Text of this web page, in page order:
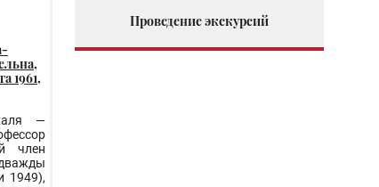
Проведение экскурсий
1961,
—
член
1949),